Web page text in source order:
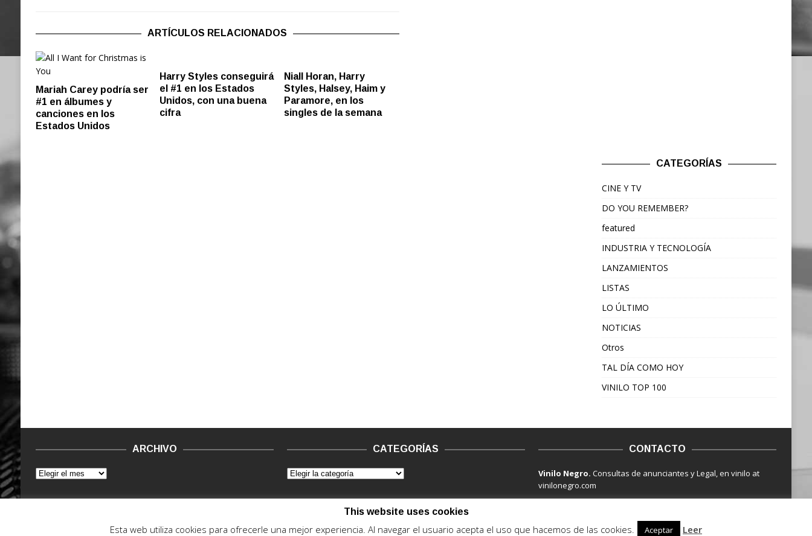
ARTÍCULOS RELACIONADOS
Mariah Carey podría ser
#1 en álbumes y
canciones en los
Estados Unidos
Harry Styles conseguirá
el #1 en los Estados
Unidos, con una buena
cifra
Niall Horan, Harry
Styles, Halsey, Haim y
Paramore, en los
singles de la semana
CATEGORÍAS
CINE Y TV
DO YOU REMEMBER?
featured
INDUSTRIA Y TECNOLOGÍA
LANZAMIENTOS
LISTAS
LO ÚLTIMO
NOTICIAS
Otros
TAL DÍA COMO HOY
VINILO TOP 100
ARCHIVO CATEGORÍAS CONTACTO
Vinilo Negro.Consultas de anunciantes y Legal, en vinilo at
vinilonegro.com
This website uses cookies
Esta web utiliza cookies para ofrecerle una mejor experiencia. Al navegar el usuario acepta el uso que hacemos de las cookies. Aceptar Leer